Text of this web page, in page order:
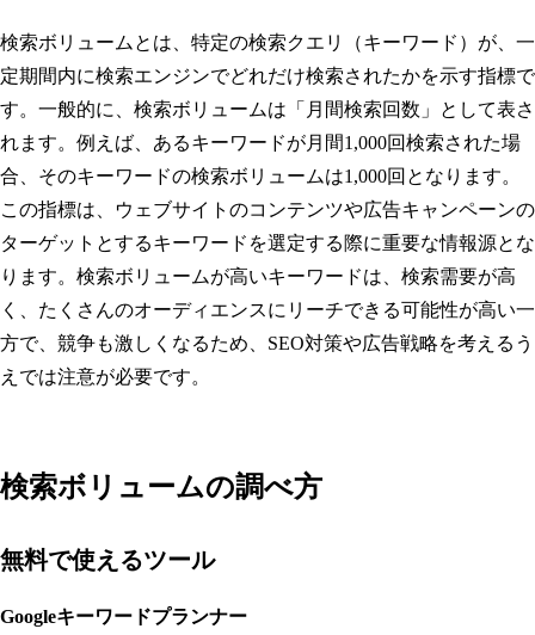
検索ボリュームとは、特定の検索クエリ（キーワード）が、一
定期間内に検索エンジンでどれだけ検索されたかを示す指標で
す。一般的に、検索ボリュームは「月間検索回数」として表さ
れます。例えば、あるキーワードが月間1,000回検索された場
合、そのキーワードの検索ボリュームは1,000回となります。
この指標は、ウェブサイトのコンテンツや広告キャンペーンの
ターゲットとするキーワードを選定する際に重要な情報源とな
ります。検索ボリュームが高いキーワードは、検索需要が高
く、たくさんのオーディエンスにリーチできる可能性が高い一
方で、競争も激しくなるため、SEO対策や広告戦略を考えるう
えでは注意が必要です。
検索ボリュームの調べ方
無料で使えるツール
Googleキーワードプランナー